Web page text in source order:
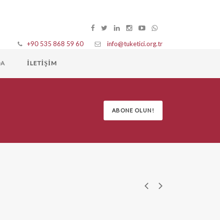
+90 535 868 59 60 info@tuketici.org.tr
İLETIŞIM
ABONE OLUN!